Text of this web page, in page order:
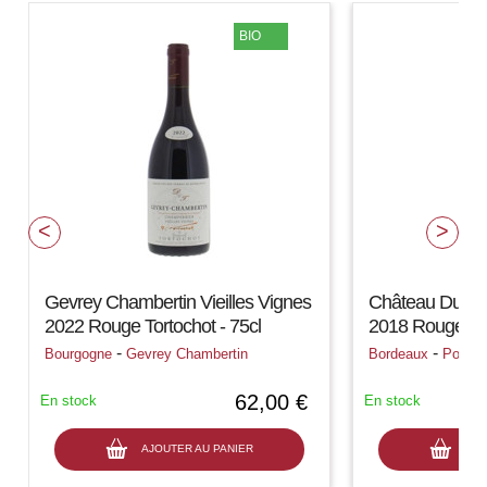
Gevrey Chambertin Vieilles Vignes
2022 Rouge Tortochot - 75cl
Bourgogne -Gevrey Chambertin
62,00 €
AJOUTER AU PANIER
En stock
BIO
Château Du
2018 Rouge -
Bordeaux -
En stock